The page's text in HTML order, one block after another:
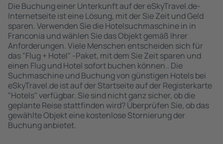
Die Buchung einer Unterkunft auf der eSkyTravel.de-
Internetseite ist eine Lösung, mit der Sie Zeit und Geld
sparen. Verwenden Sie die Hotelsuchmaschine in in
Franconia und wählen Sie das Objekt gemäß Ihrer
Anforderungen. Viele Menschen entscheiden sich für
das "Flug + Hotel" -Paket, mit dem Sie Zeit sparen und
einen Flug und Hotel sofort buchen können.. Die
Suchmaschine und Buchung von günstigen Hotels bei
eSkyTravel.de ist auf der Startseite auf der Registerkarte
"Hotels" verfügbar. Sie sind nicht ganz sicher, ob die
geplante Reise stattfinden wird? Überprüfen Sie, ob das
gewählte Objekt eine kostenlose Stornierung der
Buchung anbietet.